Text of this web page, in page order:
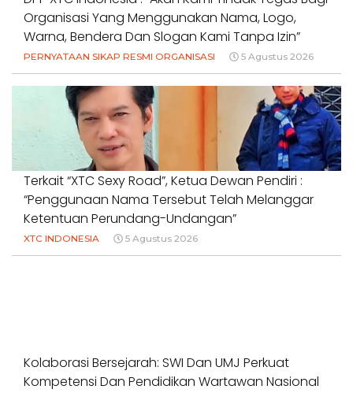
Organisasi Yang Menggunakan Nama, Logo,
Warna, Bendera Dan Slogan Kami Tanpa Izin”
PERNYATAAN SIKAP RESMI ORGANISASI 5 Agustus 2026
Terkait “XTC Sexy Road”, Ketua Dewan Pendiri :
“Penggunaan Nama Tersebut Telah Melanggar
Ketentuan Perundang-Undangan”
XTC INDONESIA 5 Agustus 2026
Kolaborasi Bersejarah: SWI Dan UMJ Perkuat
Kompetensi Dan Pendidikan Wartawan Nasional